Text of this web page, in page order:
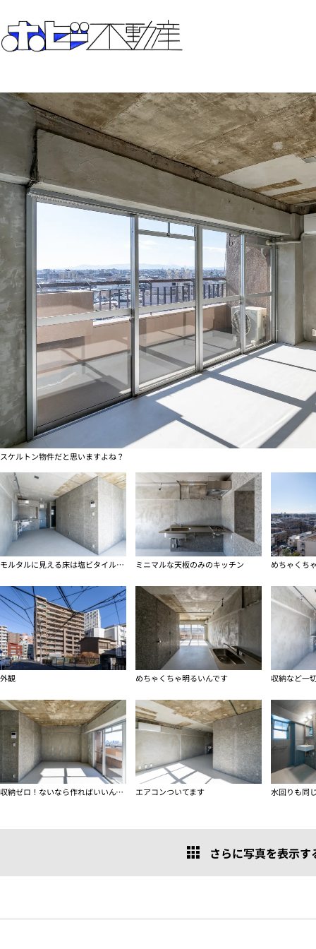
スケルトン物件だと思いますよね？
モルタルに見える床は塩ビタイル、壁は木毛セメント板 ミニマルな天板のみのキッチン
外観 めちゃくちゃ明るいんです 収納など一
収納ゼロ！ないなら作ればいいんです エアコンついてます
さらに写真を表示す